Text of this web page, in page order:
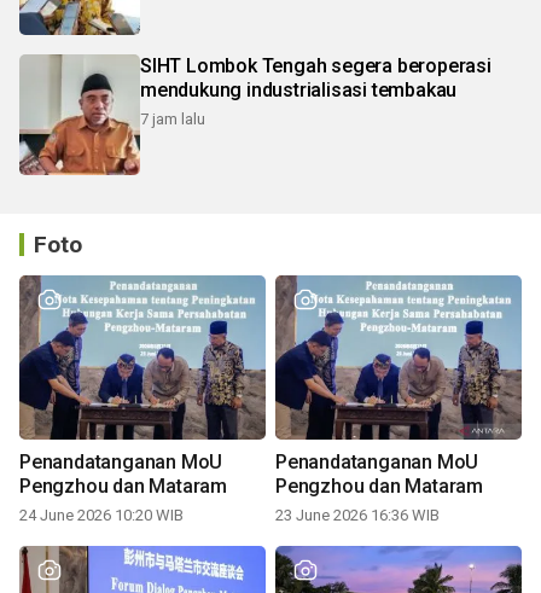
SIHT Lombok Tengah segera beroperasi
mendukung industrialisasi tembakau
7 jam lalu
Foto
Penandatanganan MoU
Pengzhou dan Mataram
24 June 2026 10:20 WIB
Penandatanganan MoU
Pengzhou dan Mataram
23 June 2026 16:36 WIB